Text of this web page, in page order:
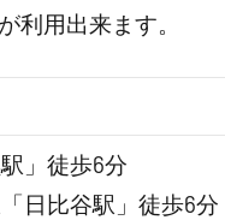
利用出来ます。
」徒歩6分
日比谷駅」徒歩6分